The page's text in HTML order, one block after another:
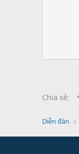
Chia sẻ:
Diễn đàn